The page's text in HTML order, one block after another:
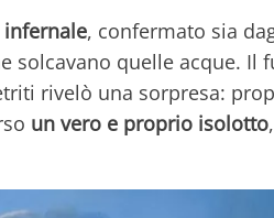
infernale, confermato sia
solcavano quelle acque. Il
rivelò una sorpresa:
un vero e proprio isolotto